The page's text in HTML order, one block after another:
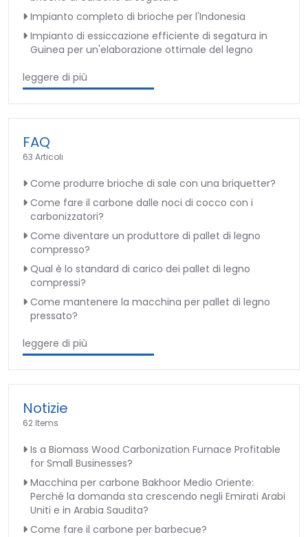
Impianto completo di brioche per l'Indonesia
Impianto di essiccazione efficiente di segatura in
Guinea per un'elaborazione ottimale del legno
leggere di più
FAQ
63 Articoli
Come produrre brioche di sale con una briquetter?
Come fare il carbone dalle noci di cocco con i
carbonizzatori?
Come diventare un produttore di pallet di legno
compresso?
Qual è lo standard di carico dei pallet di legno
compressi?
Come mantenere la macchina per pallet di legno
pressato?
leggere di più
Notizie
62 Items
Is a Biomass Wood Carbonization Furnace Profitable
for Small Businesses?
Macchina per carbone Bakhoor Medio Oriente:
Perché la domanda sta crescendo negli Emirati Arabi
Uniti e in Arabia Saudita?
Come fare il carbone per barbecue?